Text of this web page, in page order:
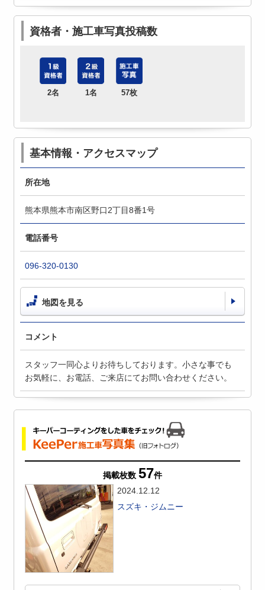
資格者・施工車写真投稿数
2名 1名 57枚
基本情報・アクセスマップ
所在地
熊本県熊本市南区野口2丁目8番1号
電話番号
096-320-0130
地図を見る
コメント
スタッフ一同心よりお待ちしております。小さな事でも
お気軽に、お電話、ご来店にてお問い合わせください。
掲載枚数 57件
2024.12.12
スズキ・ジムニー